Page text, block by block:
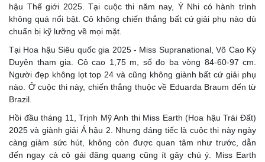
hậu Thế giới 2025. Tại cuộc thi năm nay, Ý Nhi có hành trình
không quá nổi bật. Cô không chiến thắng bất cứ giải phụ nào dù
chuẩn bị kỹ lưỡng về mọi mặt.
Tại Hoa hậu Siêu quốc gia 2025 - Miss Supranational, Võ Cao Kỳ
Duyên tham gia. Cô cao 1,75 m, số đo ba vòng 84-60-97 cm.
Người đẹp không lọt top 24 và cũng không giành bất cứ giải phụ
nào. Ở cuộc thi này, chiến thắng thuộc về Eduarda Braum đến từ
Brazil.
Hồi đầu tháng 11, Trịnh Mỹ Anh thi Miss Earth (Hoa hậu Trái Đất)
2025 và giành giải Á hậu 2. Nhưng đáng tiếc là cuộc thi này ngày
càng giảm sức hút, không còn được quan tâm như trước, dẫn
đến ngay cả cô gái đăng quang cũng ít gây chú ý. Miss Earth